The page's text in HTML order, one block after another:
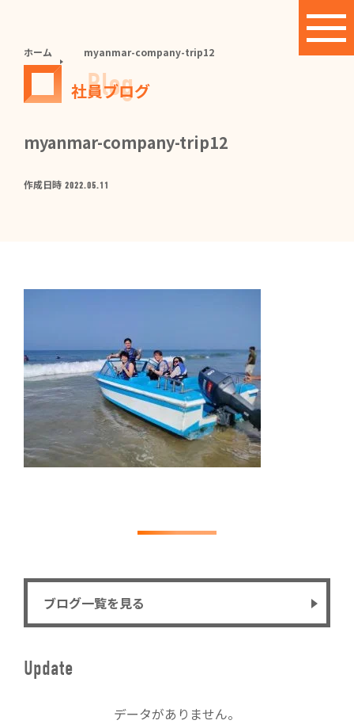
ホーム myanmar-company-trip12
Blog
社員ブログ
myanmar-company-trip12
作成日時 2022.05.11
ブログ一覧を見る
Update
データがありません。